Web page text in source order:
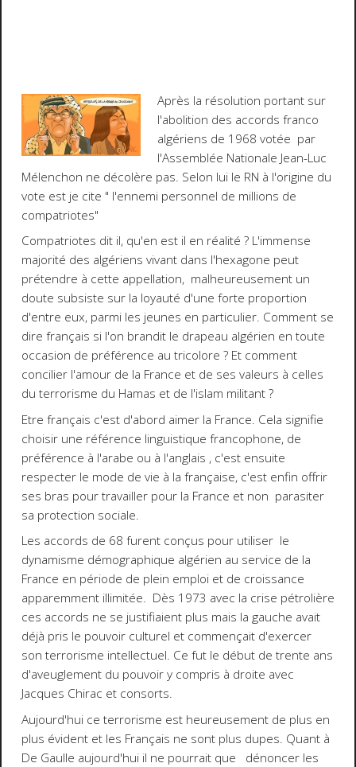
Après la résolution portant sur
l'abolition des accords franco
algériens de 1968 votée par
l'Assemblée Nationale Jean-Luc
Mélenchon ne décolère pas. Selon lui le RN à l'origine du
vote est je cite " l'ennemi personnel de millions de
compatriotes"
Compatriotes dit il, qu'en est il en réalité ? L'immense
majorité des algériens vivant dans l'hexagone peut
prétendre à cette appellation, malheureusement un
doute subsiste sur la loyauté d'une forte proportion
d'entre eux, parmi les jeunes en particulier. Comment se
dire français si l'on brandit le drapeau algérien en toute
occasion de préférence au tricolore ? Et comment
concilier l'amour de la France et de ses valeurs à celles
du terrorisme du Hamas et de l'islam militant ?
Etre français c'est d'abord aimer la France. Cela signifie
choisir une référence linguistique francophone, de
préférence à l'arabe ou à l'anglais , c'est ensuite
respecter le mode de vie à la française, c'est enfin offrir
ses bras pour travailler pour la France et non parasiter
sa protection sociale.
Les accords de 68 furent conçus pour utiliser le
dynamisme démographique algérien au service de la
France en période de plein emploi et de croissance
apparemment illimitée. Dès 1973 avec la crise pétrolière
ces accords ne se justifiaient plus mais la gauche avait
déjà pris le pouvoir culturel et commençait d'exercer
son terrorisme intellectuel. Ce fut le début de trente ans
d'aveuglement du pouvoir y compris à droite avec
Jacques Chirac et consorts.
Aujourd'hui ce terrorisme est heureusement de plus en
plus évident et les Français ne sont plus dupes. Quant à
De Gaulle aujourd'hui il ne pourrait que dénoncer les